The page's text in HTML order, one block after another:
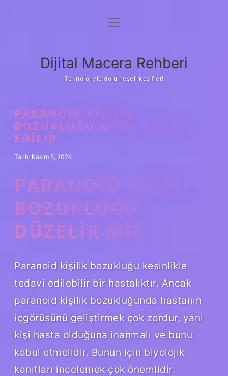
Anasayfa
Yasal Uyarı
menüyü
Dijital Macera Rehberi
Teknolojiyle dolu neşeli keşifler!
PARANOID KIŞILIK
BOZUKLUĞU NASIL TEDAVI
EDILIR
Tarih: Kasım 5, 2024
PARANOID KIŞILIK
BOZUKLUĞU
DÜZELIR MI?
Paranoid kişilik bozukluğu kesinlikle
tedavi edilebilir bir hastalıktır. Ancak
paranoid kişilik bozukluğunda hastanın
içgörüsünü geliştirmek çok zordur, yani
kişi hasta olduğuna inanmalı ve bunu
kabul etmelidir. Bunun için biyolojik
kanıtları incelemek çok önemlidir.